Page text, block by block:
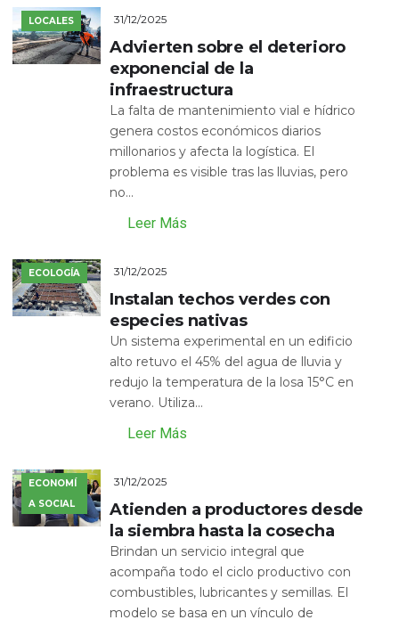
LOCALES 31/12/2025
Advierten sobre el deterioro
exponencial de la
infraestructura
La falta de mantenimiento vial e hídrico
genera costos económicos diarios
millonarios y afecta la logística. El
problema es visible tras las lluvias, pero
no...
Leer Más
ECOLOGÍA 31/12/2025
Instalan techos verdes con
especies nativas
Un sistema experimental en un edificio
alto retuvo el 45% del agua de lluvia y
redujo la temperatura de la losa 15°C en
verano. Utiliza...
Leer Más
ECONOMÍ
A SOCIAL
31/12/2025
Atienden a productores desde
la siembra hasta la cosecha
Brindan un servicio integral que
acompaña todo el ciclo productivo con
combustibles, lubricantes y semillas. El
modelo se basa en un vínculo de